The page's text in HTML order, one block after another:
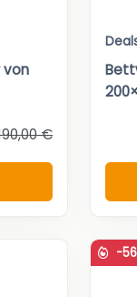
von
€
-